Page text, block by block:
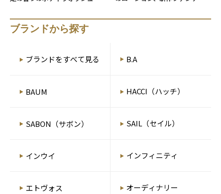
ー付きのセットも
紹介！
ブランドから探す
ブランドをすべて見る B.A
BAUM HACCI（ハッチ）
SABON（サボン） SAIL（セイル）
インウイ インフィニティ
エトヴォス オーディナリー